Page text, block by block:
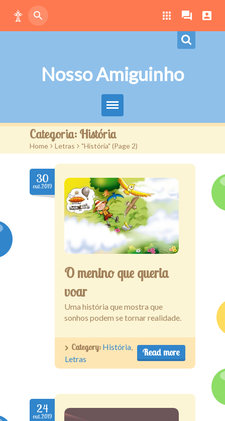
Nosso Amiguinho
Eduque Brincando
Letras
Play
Downloads
Atividades
Assine
Categoria: História
Home > Letras > "História" (Page 2)
30
out.2019
O menino que queria
voar
Uma história que mostra que
sonhos podem se tornar realidade.
Read more
Category: História
Letras
24
out.2019